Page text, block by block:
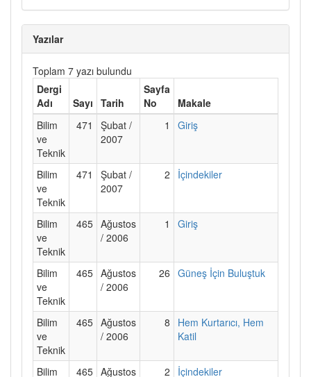
Yazılar
Toplam 7 yazı bulundu
Dergi
Adı
Sayı Tarih
Sayfa
No
Makale
Bilim
ve
Teknik
471
Şubat /
2007
1 Giriş
Bilim
ve
Teknik
471
Şubat /
2007
2 İçindekiler
Bilim
ve
Teknik
465 Ağustos
/ 2006
1 Giriş
Bilim
ve
Teknik
465 Ağustos
/ 2006
26 Güneş İçin Buluştuk
Bilim
ve
Teknik
465 Ağustos
/ 2006
8
Hem Kurtarıcı, Hem
Katil
Bilim 465 Ağustos 2 İçindekiler